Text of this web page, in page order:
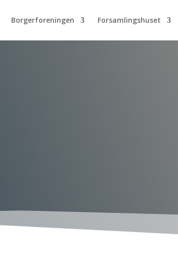
Borgerforeningen Forsamlingshuset